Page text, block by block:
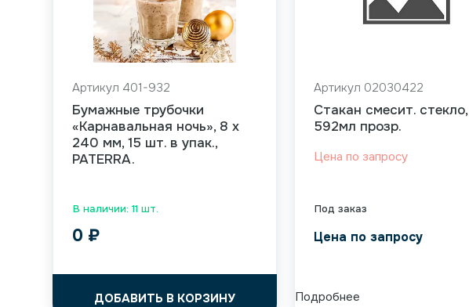
В наличии: 11 шт.
Артикул 401-932
Бумажные трубочки
«Карнавальная ночь», 8 х
240 мм, 15 шт. в упак.,
PATERRA.
0 ₽
ДОБАВИТЬ В КОРЗИНУ
Под заказ
Артикул 02030422
Стакан смесит. стекло,
592мл прозр.
Цена по запросу
Цена по запросу
Подробнее